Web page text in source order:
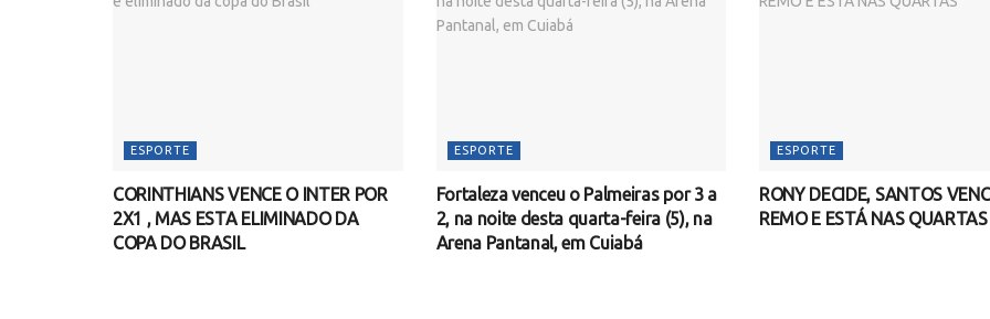
ESPORTE
CORINTHIANS VENCE O INTER POR
2X1 , MAS ESTA ELIMINADO DA
COPA DO BRASIL
ESPORTE
Fortaleza venceu o Palmeiras por 3 a
2, na noite desta quarta-feira (5), na
Arena Pantanal, em Cuiabá
ESPORTE
RONY DECIDE, SANTOS
REMO E ESTÁ NAS QUARTAS